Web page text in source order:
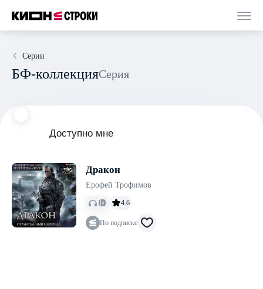
Серии
БФ-коллекция Серия
Доступно мне
Дракон
Ерофей Трофимов
4.6
По подписке